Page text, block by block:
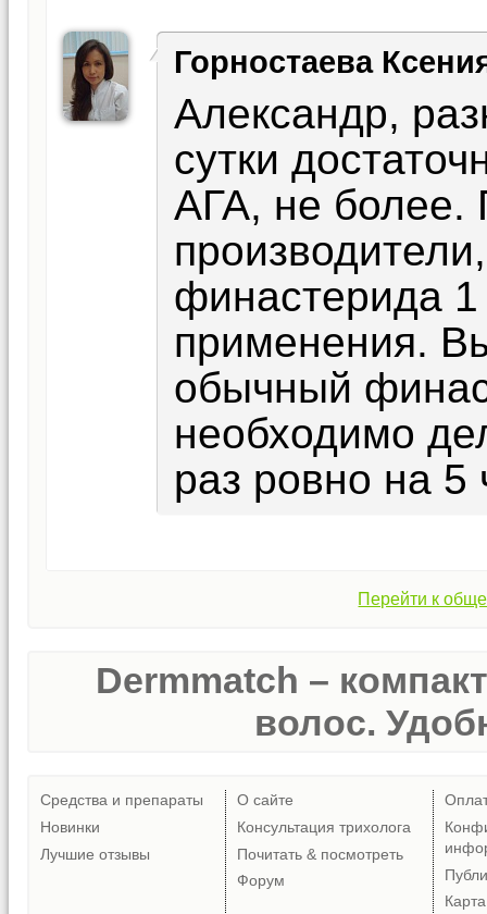
Горностаева
Александр,
сутки
АГА, не более.
финастерида 1
применения.
обычный
необходимо
раз ровно на
Перейти к
Dermmatch –
волос.
Средства и препараты
Новинки
Лучшие отзывы
О сайте
Консультация трихолога
Почитать & посмотреть
Форум